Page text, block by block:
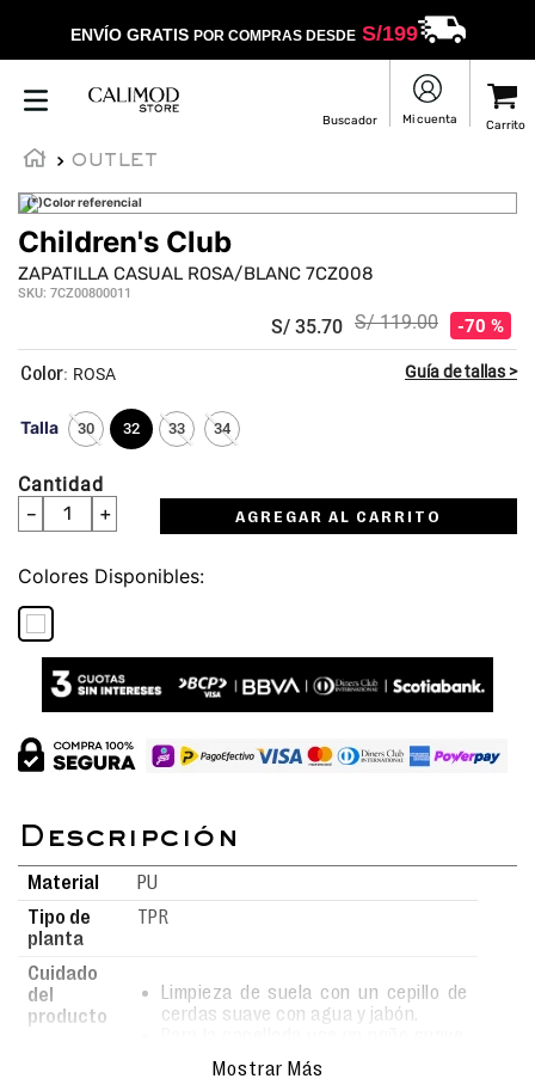
ENVÍO GRATIS POR COMPRAS DESDES/199
OUTLET
(*)Color referencial
Children's Club
ZAPATILLA CASUAL ROSA/BLANC 7CZ008
SKU: 7CZ00800011
S/ 35.70 S/ 119.00 70 %
Talla 30 32 33 34
: ROSA
Cantidad
＋
－ AGREGAR AL CARRITO
Colores
Material
PU
Tipo de
planta
TPR
Cuidado
del
producto
Limpieza de suela con un cepillo de
cerdas suave con agua y jabón.
limpio y ligeramente húmedo con
agua y jabón.
Mostrar Más